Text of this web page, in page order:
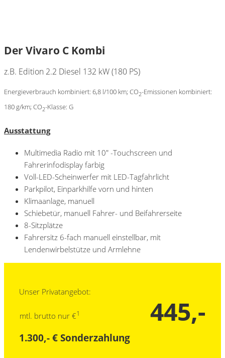
Der Vivaro C Kombi
z.B. Edition 2.2 Diesel 132 kW (180 PS)
Energieverbrauch kombiniert: 6,8 l/100 km; CO2-Emissionen kombiniert:
180 g/km; CO2-Klasse: G
Ausstattung
Multimedia Radio mit 10″ -Touchscreen und
Fahrerinfodisplay farbig
Voll-LED-Scheinwerfer mit LED-Tagfahrlicht
Parkpilot, Einparkhilfe vorn und hinten
Klimaanlage, manuell
Schiebetür, manuell Fahrer- und Beifahrerseite
8-Sitzplätze
Fahrersitz 6-fach manuell einstellbar, mit
Lendenwirbelstütze und Armlehne
Unser Privatangebot:
mtl. brutto nur €1 445,-
1.300,- € Sonderzahlung